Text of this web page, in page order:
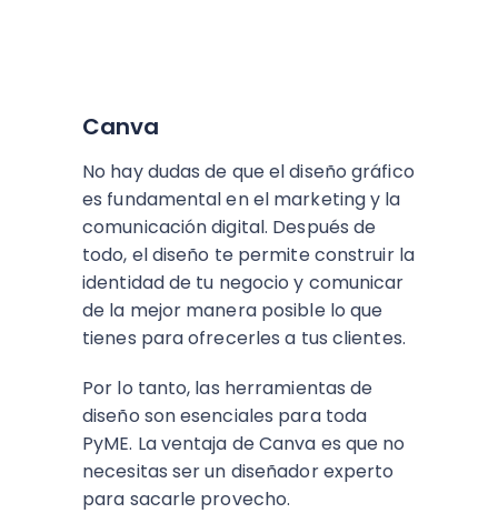
Canva
No hay dudas de que el diseño gráfico
es fundamental en el marketing y la
comunicación digital. Después de
todo, el diseño te permite construir la
identidad de tu negocio y comunicar
de la mejor manera posible lo que
tienes para ofrecerles a tus clientes.
Por lo tanto, las herramientas de
diseño son esenciales para toda
PyME. La ventaja de Canva es que no
necesitas ser un diseñador experto
para sacarle provecho.